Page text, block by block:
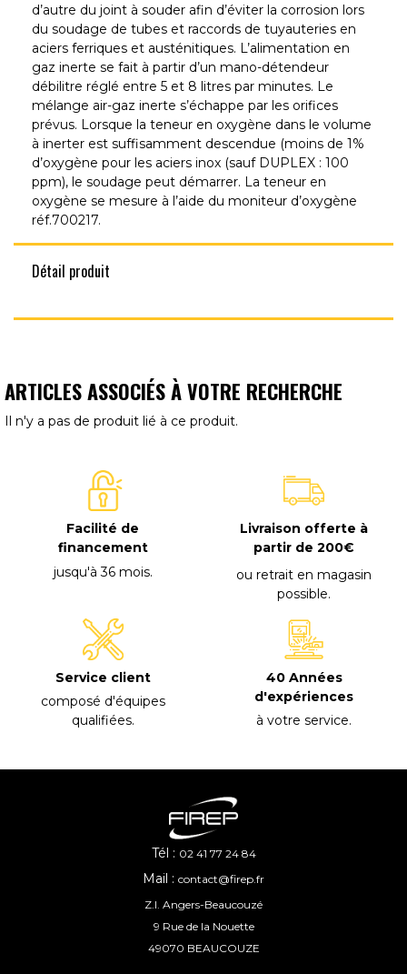
d’autre du joint à souder afin d’éviter la corrosion lors
du soudage de tubes et raccords de tuyauteries en
aciers ferriques et austénitiques. L’alimentation en
gaz inerte se fait à partir d’un mano-détendeur
débilitre réglé entre 5 et 8 litres par minutes. Le
mélange air-gaz inerte s’échappe par les orifices
prévus. Lorsque la teneur en oxygène dans le volume
à inerter est suffisamment descendue (moins de 1%
d’oxygène pour les aciers inox (sauf DUPLEX : 100
ppm), le soudage peut démarrer. La teneur en
oxygène se mesure à l’aide du moniteur d’oxygène
réf.700217.
Détail produit
ARTICLES ASSOCIÉS À VOTRE RECHERCHE
Il n'y a pas de produit lié à ce produit.
Facilité de
financement
jusqu'à 36 mois.
Livraison offerte à
partir de 200€
ou retrait en magasin
possible.
Service client
composé d'équipes
qualifiées.
40 Années
d'expériences
à votre service.
Tél : 02 41 77 24 84
Mail : contact@firep.fr
Z.I. Angers-Beaucouzé
9 Rue de la Nouette
49070 BEAUCOUZE